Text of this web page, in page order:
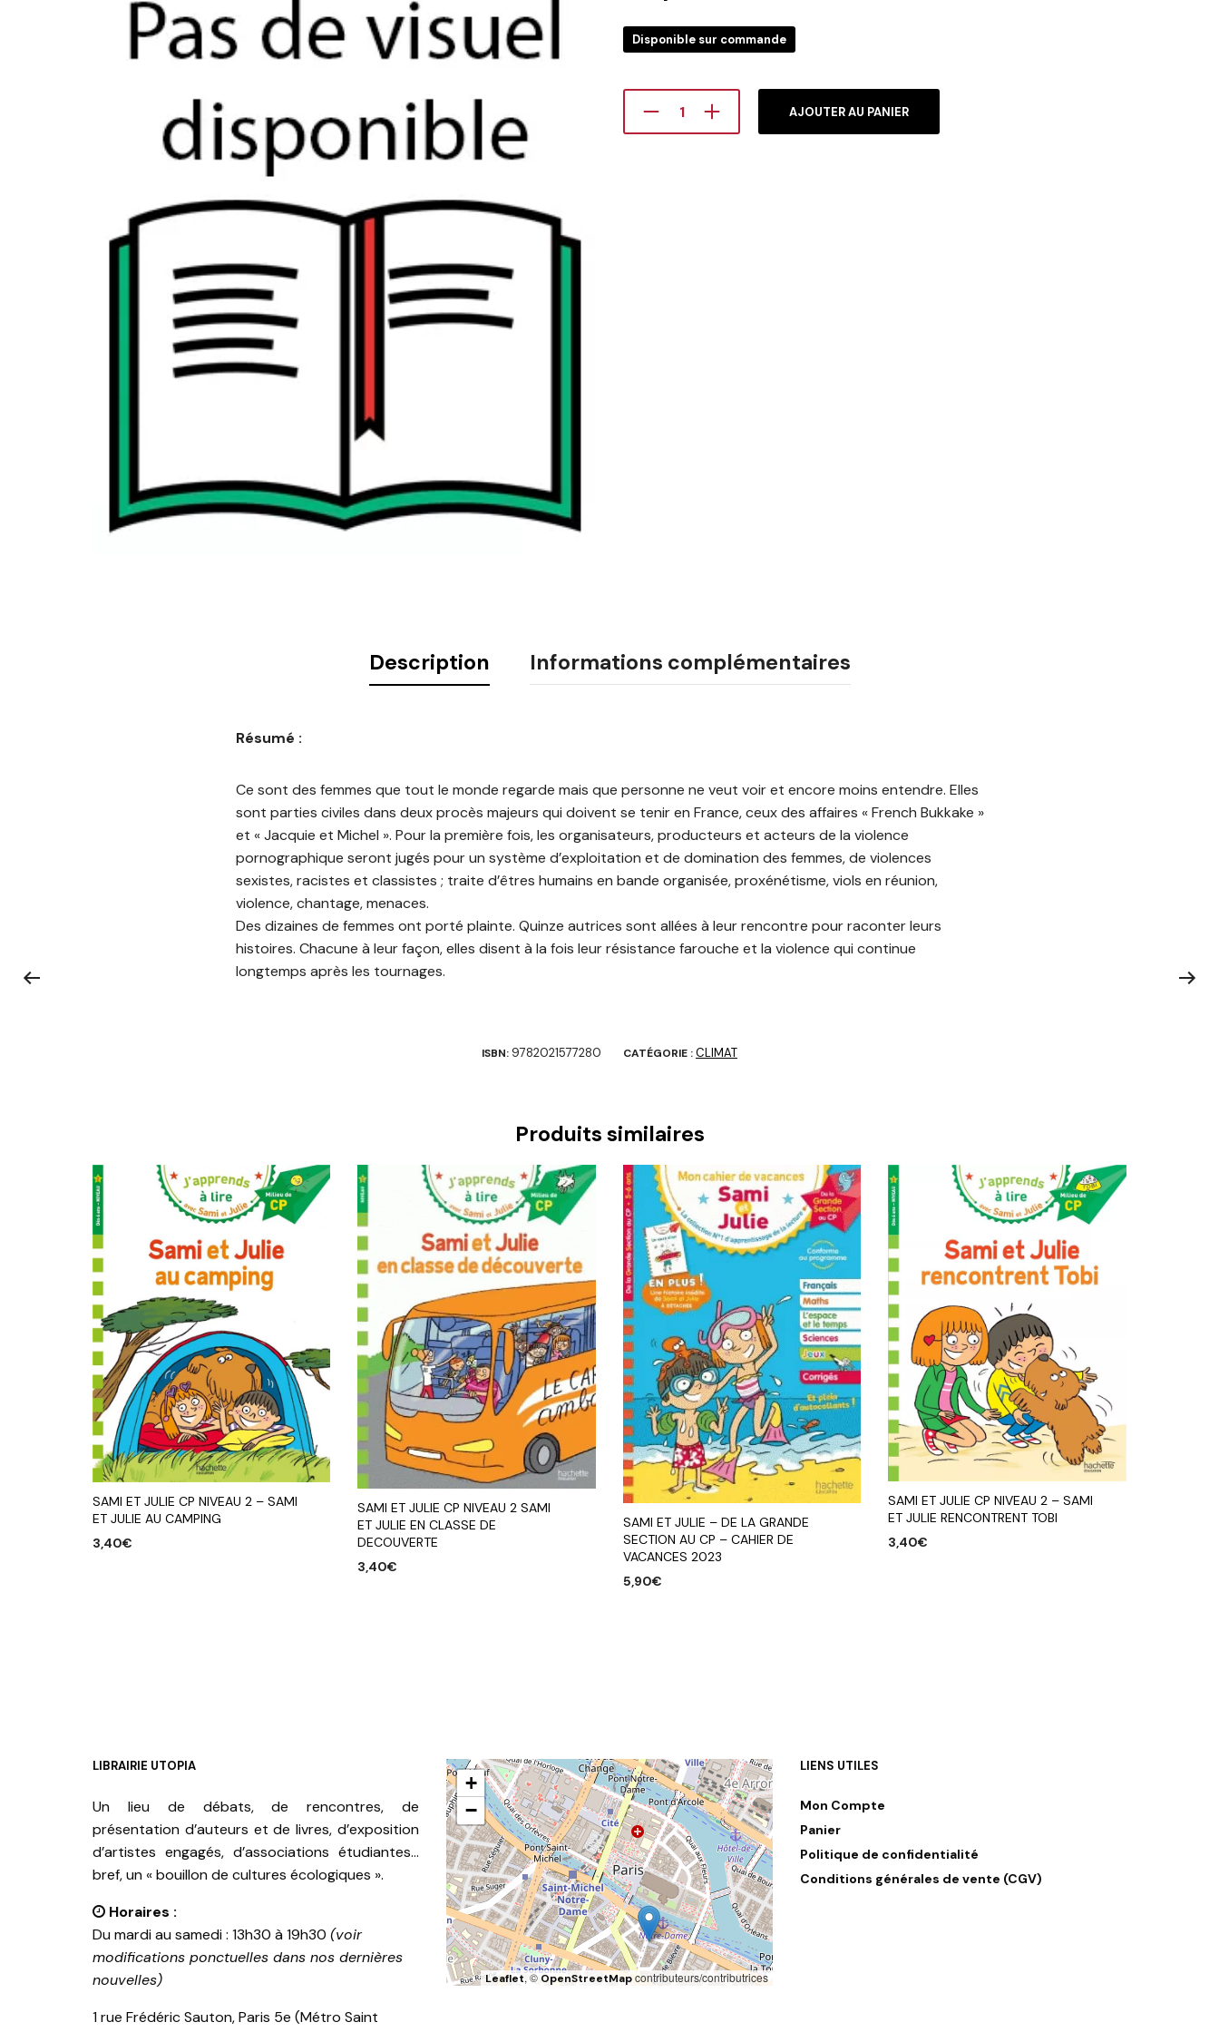
Disponible sur commande
AJOUTER AU PANIER
Description Informations complémentaires
Résumé :
Ce sont des femmes que tout le monde regarde mais que personne ne veut voir et encore moins entendre. Elles
sont parties civiles dans deux procès majeurs qui doivent se tenir en France, ceux des affaires « French Bukkake »
et « Jacquie et Michel ». Pour la première fois, les organisateurs, producteurs et acteurs de la violence
pornographique seront jugés pour un système d’exploitation et de domination des femmes, de violences
sexistes, racistes et classistes ; traite d’êtres humains en bande organisée, proxénétisme, viols en réunion,
violence, chantage, menaces.
Des dizaines de femmes ont porté plainte. Quinze autrices sont allées à leur rencontre pour raconter leurs
histoires. Chacune à leur façon, elles disent à la fois leur résistance farouche et la violence qui continue
longtemps après les tournages.
ISBN: 9782021577280 CATÉGORIE :CLIMAT
Produits similaires
SAMI ET JULIE CP NIVEAU 2 – SAMI
ET JULIE AU CAMPING
3,40€
SAMI ET JULIE CP NIVEAU 2 SAMI
ET JULIE EN CLASSE DE
DECOUVERTE
3,40€
SAMI ET JULIE – DE LA GRANDE
SECTION AU CP – CAHIER DE
VACANCES 2023
5,90€
SAMI ET JULIE CP NIVEAU 2 – SAMI
ET JULIE RENCONTRENT TOBI
3,40€
LIBRAIRIE UTOPIA
Un lieu de débats, de rencontres, de
présentation d’auteurs et de livres, d’exposition
d’artistes engagés, d’associations étudiantes…
bref, un « bouillon de cultures écologiques ».
Horaires :
Du mardi au samedi : 13h30 à 19h30 (voir
modifications ponctuelles dans nos dernières
nouvelles)
1 rue Frédéric Sauton, Paris 5e (Métro Saint
+
−
Leaflet, ©OpenStreetMapcontributeurs/contributrices
LIENS UTILES
Mon Compte
Panier
Politique de confidentialité
Conditions générales de vente (CGV)